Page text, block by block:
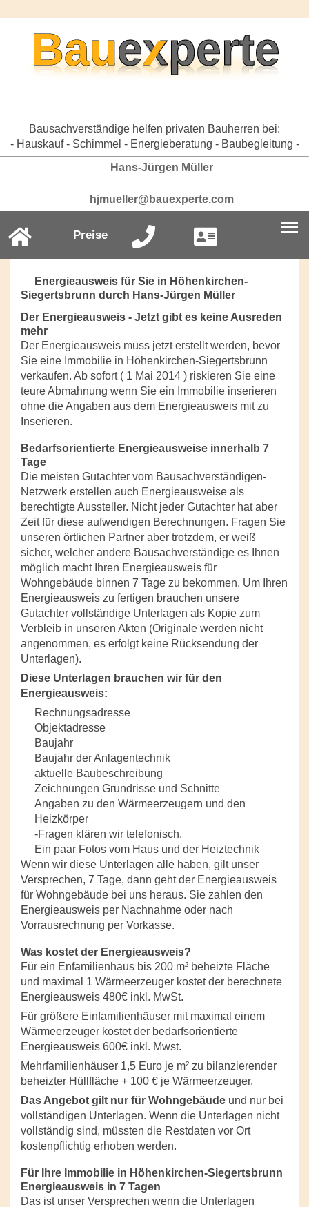
Bausachverständige helfen privaten Bauherren bei:
- Hauskauf - Schimmel - Energieberatung - Baubegleitung -
Hans-Jürgen Müller
hjmueller@bauexperte.com
Preise
Energieausweis für Sie in Höhenkirchen-
Siegertsbrunn durch Hans-Jürgen Müller
Der Energieausweis - Jetzt gibt es keine Ausreden
mehr
Der Energieausweis muss jetzt erstellt werden, bevor
Sie eine Immobilie in Höhenkirchen-Siegertsbrunn
verkaufen. Ab sofort ( 1 Mai 2014 ) riskieren Sie eine
teure Abmahnung wenn Sie ein Immobilie inserieren
ohne die Angaben aus dem Energieausweis mit zu
Inserieren.
Bedarfsorientierte Energieausweise innerhalb 7
Tage
Die meisten Gutachter vom Bausachverständigen-
Netzwerk erstellen auch Energieausweise als
berechtigte Aussteller. Nicht jeder Gutachter hat aber
Zeit für diese aufwendigen Berechnungen. Fragen Sie
unseren örtlichen Partner aber trotzdem, er weiß
sicher, welcher andere Bausachverständige es Ihnen
möglich macht Ihren Energieausweis für
Wohngebäude binnen 7 Tage zu bekommen. Um Ihren
Energieausweis zu fertigen brauchen unsere
Gutachter vollständige Unterlagen als Kopie zum
Verbleib in unseren Akten (Originale werden nicht
angenommen, es erfolgt keine Rücksendung der
Unterlagen).
Diese Unterlagen brauchen wir für den
Energieausweis:
Rechnungsadresse
Objektadresse
Baujahr
Baujahr der Anlagentechnik
aktuelle Baubeschreibung
Zeichnungen Grundrisse und Schnitte
Angaben zu den Wärmeerzeugern und den
Heizkörper
-Fragen klären wir telefonisch.
Ein paar Fotos vom Haus und der Heiztechnik
Wenn wir diese Unterlagen alle haben, gilt unser
Versprechen, 7 Tage, dann geht der Energieausweis
für Wohngebäude bei uns heraus. Sie zahlen den
Energieausweis per Nachnahme oder nach
Vorrausrechnung per Vorkasse.
Was kostet der Energieausweis?
Für ein Enfamilienhaus bis 200 m² beheizte Fläche
und maximal 1 Wärmeerzeuger kostet der berechnete
Energieausweis 480€ inkl. MwSt.
Für größere Einfamilienhäuser mit maximal einem
Wärmeerzeuger kostet der bedarfsorientierte
Energieausweis 600€ inkl. Mwst.
Mehrfamilienhäuser 1,5 Euro je m² zu bilanzierender
beheizter Hüllfläche + 100 € je Wärmeerzeuger.
Das Angebot gilt nur für Wohngebäude und nur bei
vollständigen Unterlagen. Wenn die Unterlagen nicht
vollständig sind, müssten die Restdaten vor Ort
kostenpflichtig erhoben werden.
Für Ihre Immobilie in Höhenkirchen-Siegertsbrunn
Energieausweis in 7 Tagen
Das ist unser Versprechen wenn die Unterlagen